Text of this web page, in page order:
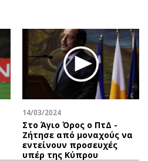
14/03/2024
Στο Άγιο Όρος ο ΠτΔ -
Ζήτησε από μοναχούς να
εντείνουν προσευχές
υπέρ της Κύπρου